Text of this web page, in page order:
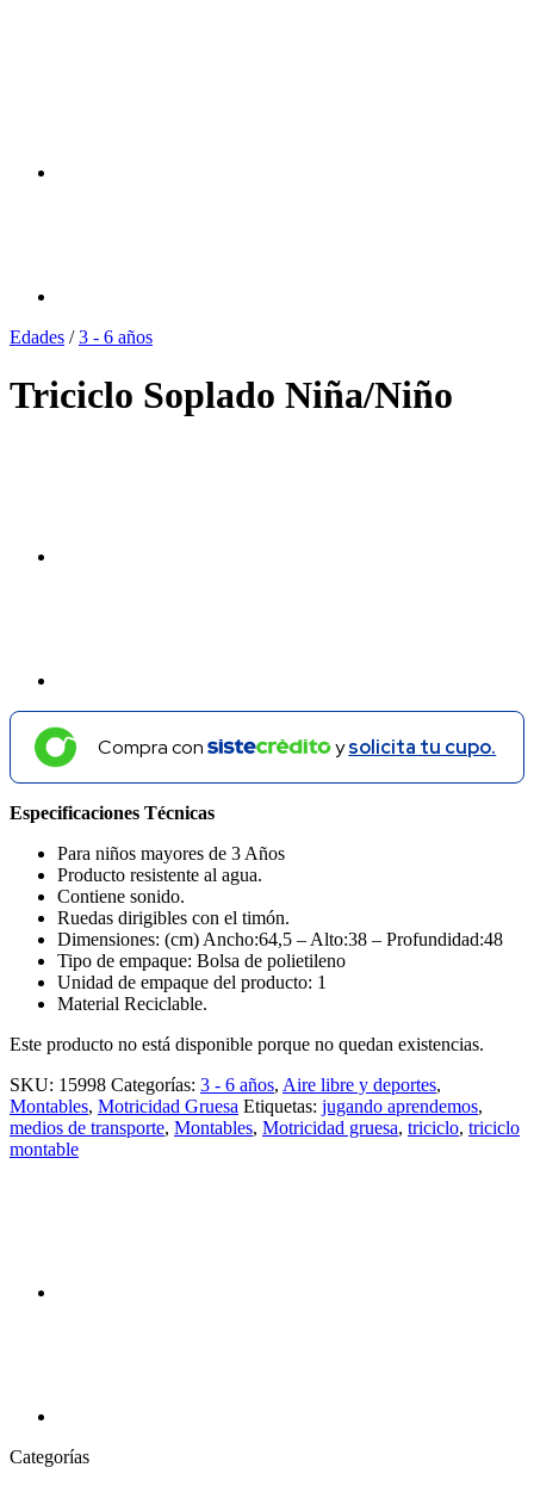
Edades / 3 - 6 años
Triciclo Soplado Niña/Niño
Compra con ysolicita tu cupo.
Especificaciones Técnicas
Para niños mayores de 3 Años
Producto resistente al agua.
Contiene sonido.
Ruedas dirigibles con el timón.
Dimensiones: (cm) Ancho:64,5 – Alto:38 – Profundidad:48
Tipo de empaque: Bolsa de polietileno
Unidad de empaque del producto: 1
Material Reciclable.
Este producto no está disponible porque no quedan existencias.
SKU: 15998 Categorías: 3 - 6 años, Aire libre y deportes,
Montables, Motricidad Gruesa Etiquetas: jugando aprendemos,
medios de transporte, Montables, Motricidad gruesa, triciclo, triciclo
montable
Categorías